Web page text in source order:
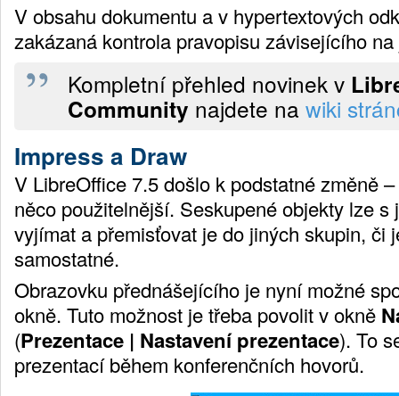
V obsahu dokumentu a v hypertextových
zakázaná kontrola pravopisu závisejícího
Kompletní přehled novinek v
Community najdete na wiki
Impress a Draw
V LibreOffice 7.5 došlo k podstatné změně
něco použitelnější. Seskupené objekty lze s
vyjímat a přemisťovat je do jiných skupin, či
samostatné.
Obrazovku přednášejícího je nyní možné
okně. Tuto možnost je třeba povolit v okně
(Prezentace | Nastavení prezentace). To
prezentací během konferenčních hovorů.